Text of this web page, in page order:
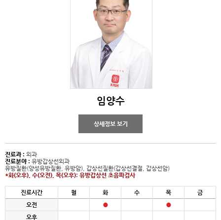
임양수
상세정보 보기
진료과 : 외과
진료분야 : 유방갑상선외과
유방질환(양성유방질환, 유방암), 갑상선질환(갑상선결절, 갑상선암)
*화(오후), 수(오전), 목(오후): 유방갑상선 초음파검사
진료시간 월 화 수 목
금
오전
오후